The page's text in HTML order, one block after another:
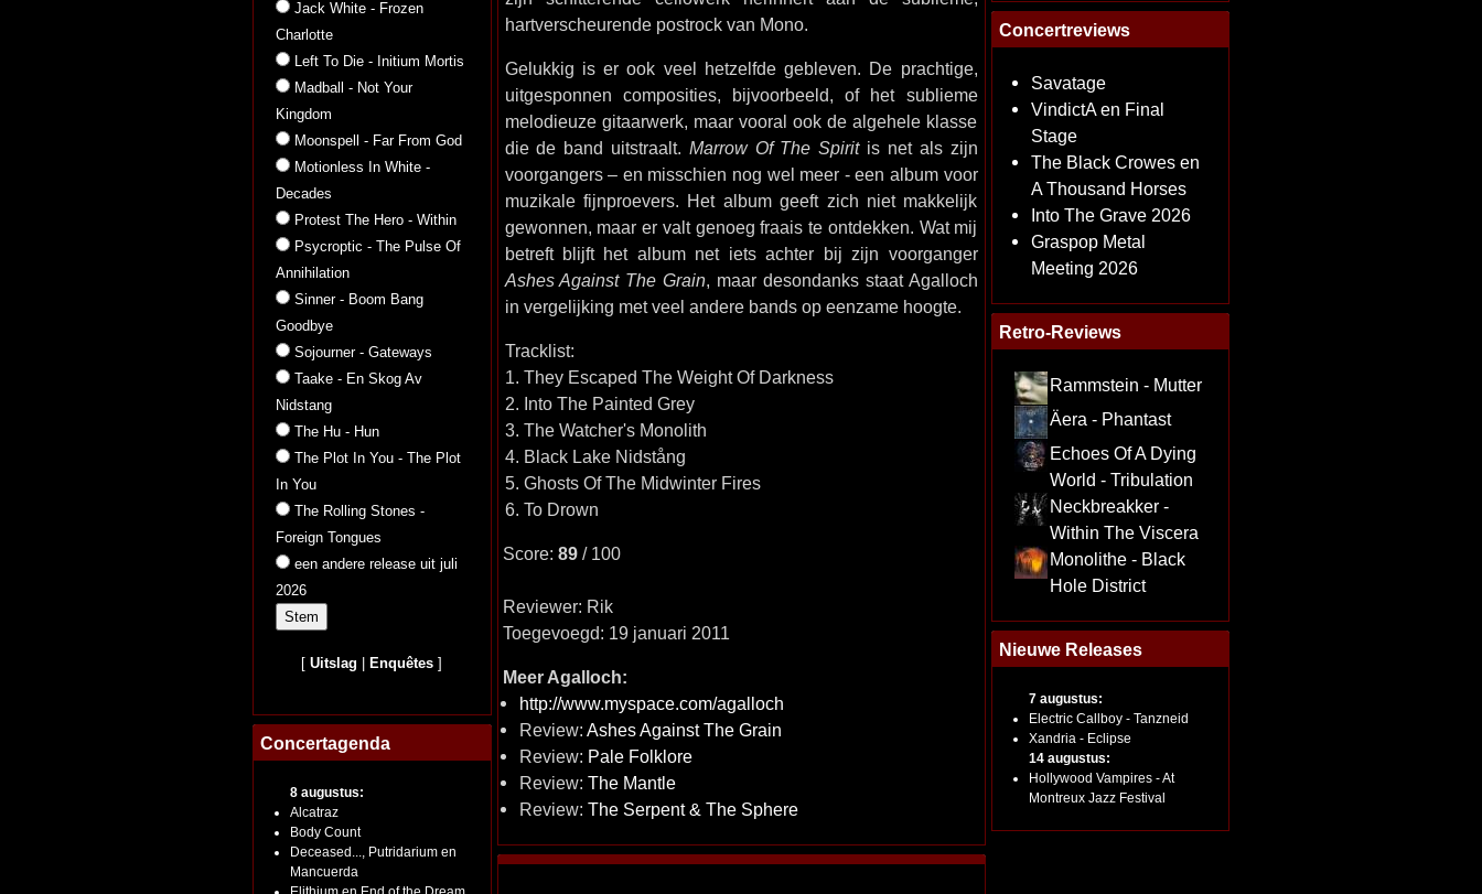
Jack White - Frozen
Charlotte
Left To Die - Initium Mortis
Madball - Not Your
Kingdom
Moonspell - Far From God
Motionless In White -
Decades
Protest The Hero - Within
Psycroptic - The Pulse Of
Annihilation
Sinner - Boom Bang
Goodbye
Sojourner - Gateways
Taake - En Skog Av
Nidstang
The Hu - Hun
The Plot In You - The Plot
In You
The Rolling Stones -
Foreign Tongues
een andere release uit juli
2026
[Uitslag Enquêtes ]
Concertagenda
8 augustus:
Alcatraz
Body Count
Deceased..., Putridarium en
Mancuerda
hartverscheurende postrock van Mono.
Gelukkig is er ook veel hetzelfde gebleven. De prachtige,
uitgesponnen composities, bijvoorbeeld, of het sublieme
melodieuze gitaarwerk, maar vooral ook de algehele klasse
die de band uitstraalt. Marrow Of The Spiritis net als zijn
voorgangers – en misschien nog wel meer - een album voor
muzikale fijnproevers. Het album geeft zich niet makkelijk
gewonnen, maar er valt genoeg fraais te ontdekken. Wat mij
betreft blijft het album net iets achter bij zijn voorganger
Ashes Against The Grain, maar desondanks staat Agalloch
in vergelijking met veel andere bands op eenzame hoogte.
Tracklist:
1. They Escaped The Weight Of Darkness
2. Into The Painted Grey
3. The Watcher's Monolith
4. Black Lake Nidstång
5. Ghosts Of The Midwinter Fires
6. To Drown
Score: 89/ 100
Reviewer: Rik
Toegevoegd: 19 januari 2011
Meer Agalloch:
http://www.myspace.com/agalloch
Review: Ashes Against The Grain
Review: Pale Folklore
Review: The Mantle
Review: The Serpent & The Sphere
Concertreviews
Savatage
VindictA en Final
Stage
The Black Crowes en
A Thousand Horses
Into The Grave 2026
Graspop Metal
Meeting 2026
Retro-Reviews
Rammstein - Mutter
Äera - Phantast
Echoes Of A Dying
World - Tribulation
Neckbreakker -
Within The Viscera
Monolithe - Black
Hole District
Nieuwe Releases
7 augustus:
Electric Callboy - Tanzneid
Xandria - Eclipse
14 augustus:
Hollywood Vampires - At
Montreux Jazz Festival